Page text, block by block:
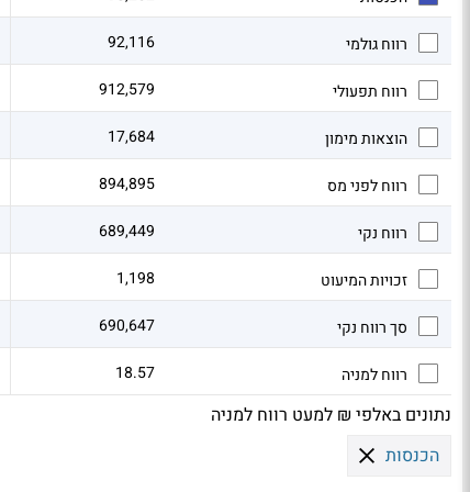
רווח גולמי 92,116
רווח תפעולי 912,579
הוצאות מימון 17,684
רווח לפני מס 894,895
רווח נקי 689,449
זכויות המיעוט 1,198
סך רווח נקי 690,647
רווח למניה 18.57
נתונים באלפי ₪ למעט רווח למניה
הכנסות